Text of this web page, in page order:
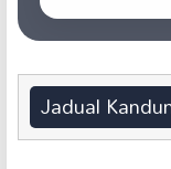
Jadual